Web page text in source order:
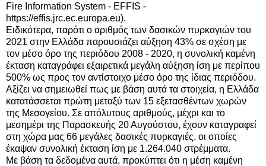
Fire Information System - EFFIS -
https://effis.jrc.ec.europa.eu).
Ειδικότερα, παρότι ο αριθμός των δασικών πυρκαγιών του
2021 στην Ελλάδα παρουσιάζει αύξηση 43% σε σχέση με
τον μέσο όρο της περιόδου 2008 - 2020, η συνολική καμένη
έκταση καταγράφει εξαιρετικά μεγάλη αύξηση ίση με περίπου
500% ως προς τον αντίστοιχο μέσο όρο της ίδιας περιόδου.
Αξίζει να σημειωθεί πως με βάση αυτά τα στοιχεία, η Ελλάδα
κατατάσσεται πρώτη μεταξύ των 15 εξετασθέντων χωρών
της Μεσογείου. Σε απόλυτους αριθμούς, μέχρι και το
μεσημέρι της Παρασκευής 20 Αυγούστου, έχουν καταγραφεί
στη χώρα μας 66 μεγάλες δασικές πυρκαγιές, οι οποίες
έκαψαν συνολική έκταση ίση με 1.264.040 στρέμματα.
Με βάση τα δεδομένα αυτά, προκύπτει ότι η μέση καμένη